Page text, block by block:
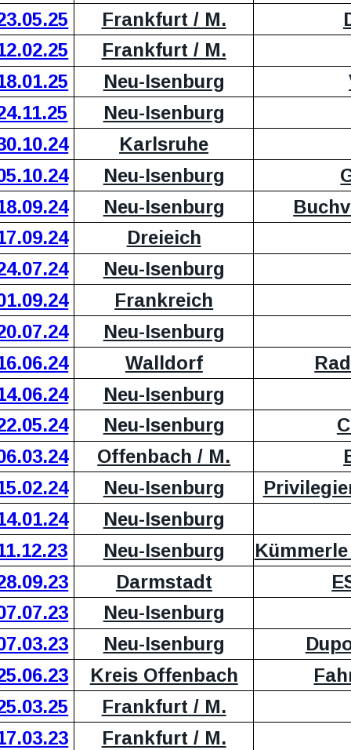
Frankfurt / M.
Frankfurt / M.
Neu-Isenburg
Neu-Isenburg
Karlsruhe
Neu-Isenburg
Neu-Isenburg
Dreieich
Neu-Isenburg
Frankreich
Neu-Isenburg
Walldorf
Neu-Isenburg
Neu-Isenburg
Offenbach / M.
Neu-Isenburg
Neu-Isenburg
Neu-Isenburg
Darmstadt
Neu-Isenburg
Neu-Isenburg
Kreis Offenbach
Frankfurt / M.
Frankfurt / M.